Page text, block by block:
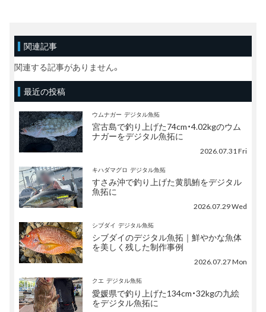
関連記事
関連する記事がありません。
最近の投稿
ウムナガー デジタル魚拓
宮古島で釣り上げた74cm・4.02kgのウム
ナガーをデジタル魚拓に
2026.07.31 Fri
キハダマグロ デジタル魚拓
すさみ沖で釣り上げた黄肌鮪をデジタル
魚拓に
2026.07.29 Wed
シブダイ デジタル魚拓
シブダイのデジタル魚拓｜鮮やかな魚体
を美しく残した制作事例
2026.07.27 Mon
クエ デジタル魚拓
愛媛県で釣り上げた134cm・32kgの九絵
をデジタル魚拓に